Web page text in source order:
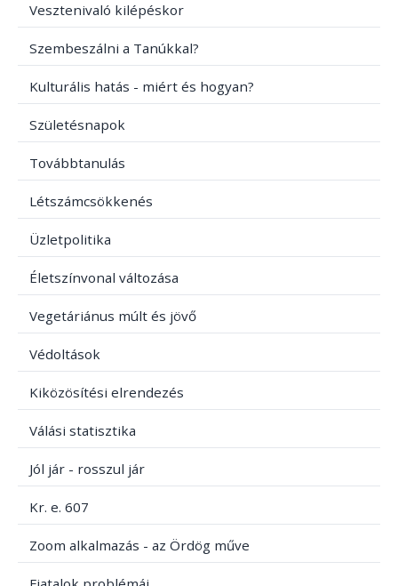
Vesztenivaló kilépéskor
Szembeszálni a Tanúkkal?
Kulturális hatás - miért és hogyan?
Születésnapok
Továbbtanulás
Létszámcsökkenés
Üzletpolitika
Életszínvonal változása
Vegetáriánus múlt és jövő
Védoltások
Kiközösítési elrendezés
Válási statisztika
Jól jár - rosszul jár
Kr. e. 607
Zoom alkalmazás - az Ördög műve